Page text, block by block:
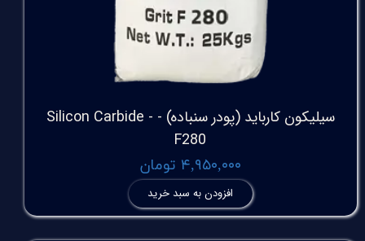
سیلیکون کارباید (پودر سنباده) - Silicon Carbide -
F280
۴,۹۵۰,۰۰۰ تومان
افزودن به سبد خرید